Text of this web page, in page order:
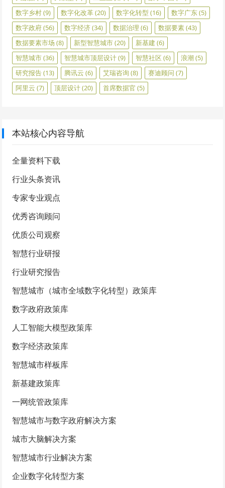
数字乡村(9) 数字化改革(20) 数字化转型 (16) 数字广东(5)
数字政府(56) 数字经济(34) 数据治理 (6) 数据要素(43)
数据要素市场 (8) 新型智慧城市(20) 新基建 (6)
智慧城市(36) 智慧城市顶层设计(9) 智慧社区 (6) 浪潮(5)
研究报告(13) 腾讯云 (6) 艾瑞咨询 (8) 赛迪顾问 (7)
阿里云 (7) 顶层设计(20) 首席数据官 (5)
本站核心内容导航
全量资料下载
行业头条资讯
专家专业观点
优秀咨询顾问
优质公司观察
智慧行业研报
行业研究报告
智慧城市（城市全域数字化转型）政策库
数字政府政策库
人工智能大模型政策库
数字经济政策库
智慧城市样板库
新基建政策库
一网统管政策库
智慧城市与数字政府解决方案
城市大脑解决方案
智慧城市行业解决方案
企业数字化转型方案